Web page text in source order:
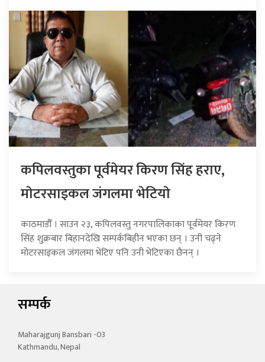
कपिलवस्तुका पूर्वमेयर किरण सिंह हराए,
माेटरसाइकल जंगलमा भेटियाे
काठमाडौँ । साउन २३, कपिलवस्तु नगरपालिकाका पूर्वमेयर किरण
सिंह शुक्रबार बिहानदेखि सम्पर्कबिहीन भएका छन् । उनी चढ्ने
मोटरसाइकल जंगलमा भेटिए पनि उनी भेटिएका छैनन् ।
सम्पर्क
Maharajgunj Bansbari -03
Kathmandu, Nepal